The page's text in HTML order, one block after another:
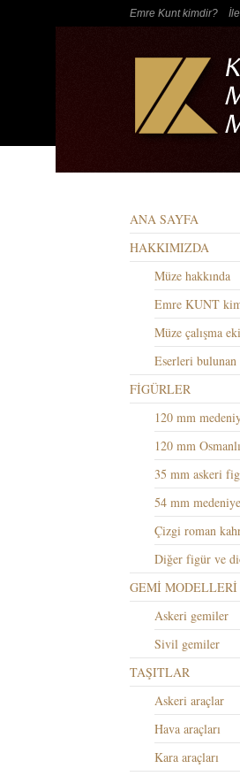
Emre Kunt kimdir?
ANA SAYFA
HAKKIMIZDA
Müze hakkında
Emre KUNT
Müze çalışma
Eserleri
FİGÜRLER
120 mm
120 mm
35 mm askeri
54 mm
Çizgi roman
Diğer figür ve
GEMİ MODELLERİ
Askeri gemiler
Sivil gemiler
TAŞITLAR
Askeri araçlar
Hava araçları
Kara araçları